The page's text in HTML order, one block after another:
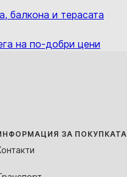
балкона и терасата
на по-добри цени
ЗА ПОКУПКАТА